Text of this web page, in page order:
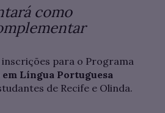
como
inscrições para o Programa
Língua Portuguesa
de Recife e Olinda.